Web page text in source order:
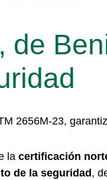
de
2656M-23,
la certificación
de la seguridad ,